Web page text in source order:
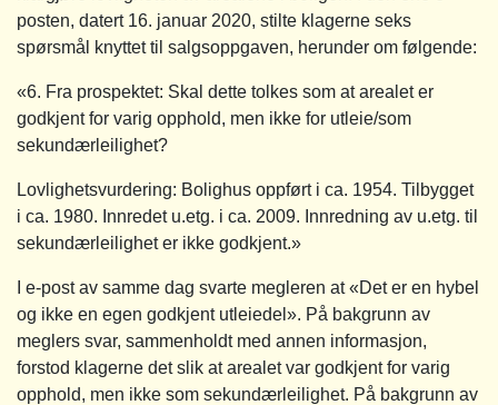
posten, datert 16. januar 2020, stilte klagerne seks
spørsmål knyttet til salgsoppgaven, herunder om følgende:
«6. Fra prospektet: Skal dette tolkes som at arealet er
godkjent for varig opphold, men ikke for utleie/som
sekundærleilighet?
Lovlighetsvurdering: Bolighus oppført i ca. 1954. Tilbygget
i ca. 1980. Innredet u.etg. i ca. 2009. Innredning av u.etg. til
sekundærleilighet er ikke godkjent.»
I e-post av samme dag svarte megleren at «Det er en hybel
og ikke en egen godkjent utleiedel». På bakgrunn av
meglers svar, sammenholdt med annen informasjon,
forstod klagerne det slik at arealet var godkjent for varig
opphold, men ikke som sekundærleilighet. På bakgrunn av